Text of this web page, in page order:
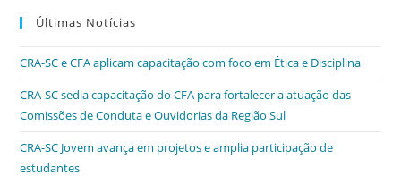
c
e
b
o
o
k
itt
er
k
dI
n
s
A
p
p
n
g
ri
e
n
dl
y
Últimas Notícias
CRA-SC e CFA aplicam capacitação com foco em Ética e Disciplina
CRA-SC sedia capacitação do CFA para fortalecer a atuação das
Comissões de Conduta e Ouvidorias da Região Sul
CRA-SC Jovem avança em projetos e amplia participação de
estudantes